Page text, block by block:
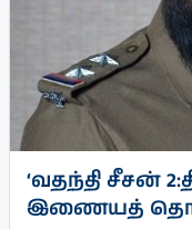
‘வதந்தி சீசன்
இணையத்